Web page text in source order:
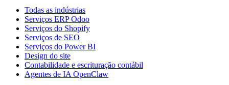
Todas as indústrias
Serviços ERP Odoo
Serviços do Shopify
Serviços de SEO
Serviços do Power BI
Design do site
Contabilidade e escrituração contábil
Agentes de IA OpenClaw